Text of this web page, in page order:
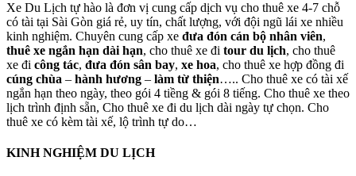
Xe Du Lịch tự hào là đơn vị cung cấp dịch vụ cho thuê xe 4-7 chỗ
có tài tại Sài Gòn giá rẻ, uy tín, chất lượng, với đội ngũ lái xe nhiều
kinh nghiệm. Chuyên cung cấp xe đưa đón cán bộ nhân viên,
thuê xe ngắn hạn dài hạn, cho thuê xe đi tour du lịch, cho thuê
xe đi công tác, đưa đón sân bay, xe hoa, cho thuê xe hợp đồng đi
cúng chùa – hành hương – làm từ thiện….. Cho thuê xe có tài xế
ngắn hạn theo ngày, theo gói 4 tiềng & gói 8 tiếng. Cho thuê xe theo
lịch trình định sẵn, Cho thuê xe đi du lịch dài ngày tự chọn. Cho
thuê xe có kèm tài xế, lộ trình tự do…
KINH NGHIỆM DU LỊCH